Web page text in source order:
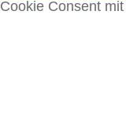
Cookie Consent